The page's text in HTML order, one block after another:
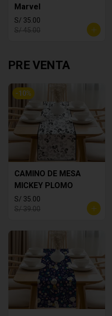
Marvel
S/ 35.00
S/ 45.00
PRE VENTA
-10%
CAMINO DE MESA
MICKEY PLOMO
S/ 35.00
S/ 39.00